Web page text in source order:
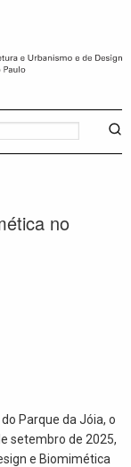
no
Parque da Jóia, o
setembro de 2025,
e Biomimética